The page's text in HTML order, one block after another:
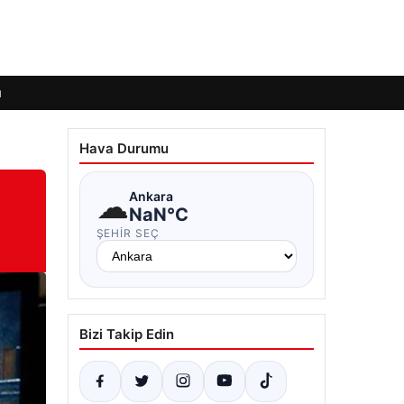
Hava Durumu
☁Ankara
NaN°C
ŞEHIR SEÇ
Bizi Takip Edin